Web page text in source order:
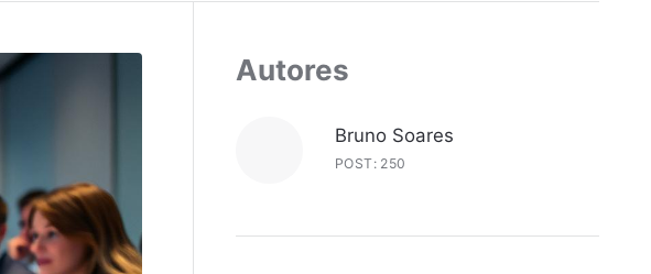
Autores
Bruno Soares
POST: 250